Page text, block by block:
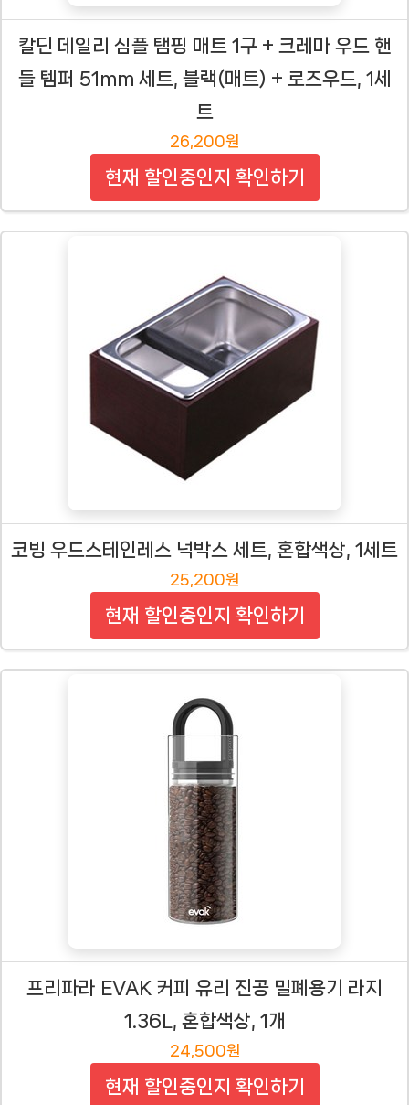
칼딘 데일리 심플 탬핑 매트 1구 + 크레마 우드 핸
들 템퍼 51mm 세트, 블랙(매트) + 로즈우드, 1세
트
26,200원
현재 할인중인지 확인하기
코빙 우드스테인레스 넉박스 세트, 혼합색상, 1세트
25,200원
현재 할인중인지 확인하기
프리파라 EVAK 커피 유리 진공 밀폐용기 라지
1.36L, 혼합색상, 1개
24,500원
현재 할인중인지 확인하기